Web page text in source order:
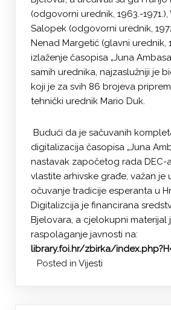
(odgovorni urednik, 1963.-1971.),
Salopek (odgovorni urednik,
Nenad Margetić (glavni urednik,
izlaženje časopisa „Juna
samih urednika, najzaslužniji je
koji je za svih 86 brojeva
tehnički urednik Mario Duk.
Budući da je sačuvanih
digitalizacija časopisa „Juna
nastavak započetog rada DEC-
vlastite arhivske građe, važan je
očuvanje tradicije esperanta u
Digitalizcija je financirana
Bjelovara, a cjelokupni materijal
raspolaganje javnosti na:
library.foi.hr/zbirka/
Posted in Vijesti